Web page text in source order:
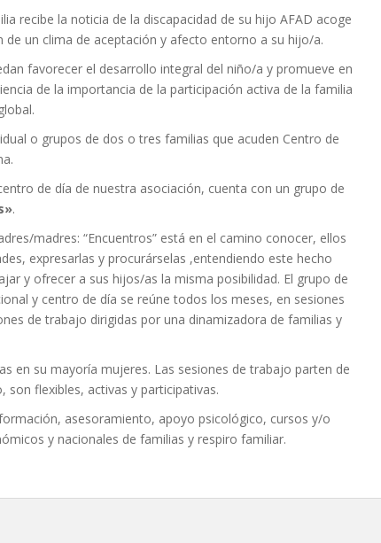
recibe la noticia de la discapacidad de su hijo AFAD acoge
un clima de aceptación y afecto entorno a su hijo/a.
favorecer el desarrollo integral del niño/a y promueve en
de la importancia de la participación activa de la familia
o grupos de dos o tres familias que acuden Centro de
de día de nuestra asociación, cuenta con un grupo de
.
madres: “Encuentros” está en el camino conocer, ellos
expresarlas y procurárselas ,entendiendo este hecho
y ofrecer a sus hijos/as la misma posibilidad. El grupo de
y centro de día se reúne todos los meses, en sesiones
de trabajo dirigidas por una dinamizadora de familias y
en su mayoría mujeres. Las sesiones de trabajo parten de
son flexibles, activas y participativas.
asesoramiento, apoyo psicológico, cursos y/o
y nacionales de familias y respiro familiar.